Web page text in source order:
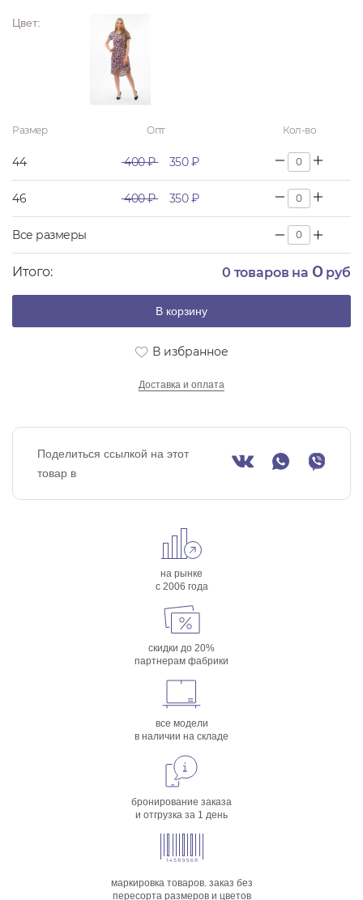
Цвет:
Размер Опт Кол-во
44 400 ₽ 350 ₽
46 400 ₽ 350 ₽
Все размеры
Итого: 0 товаров на 0руб
В корзину
В избранное
Доставка и оплата
Поделиться ссылкой на этот
товар в
на рынке
с 2006 года
скидки до 20%
партнерам фабрики
все модели
в наличии на складе
бронирование заказа
и отгрузка за 1 день
маркировка товаров. заказ без
пересорта размеров и цветов